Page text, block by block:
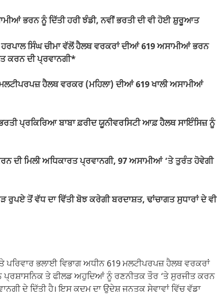
ਭਰਨ ਨੂੰ ਦਿੱਤੀ ਹਰੀ ਝੰਡੀ, ਨਵੀਂ ਭਰਤੀ ਦੀ ਵੀ ਹੋਈ ਸ਼ੁਰੂਆਤ
ਹਰਪਾਲ ਸਿੰਘ ਚੀਮਾ ਵੱਲੋਂ ਹੈਲਥ ਵਰਕਰਾਂ ਦੀਆਂ 619 ਅਸਾਮੀਆਂ ਭਰਨ
ਕਰਨ ਦੀ ਪ੍ਰਵਾਨਗੀ*
ਹੈਲਥ ਵਰਕਰ (ਮਹਿਲਾ) ਦੀਆਂ 619 ਖਾਲੀ ਅਸਾਮੀਆਂ
ਪ੍ਰਕਿਰਿਆ ਬਾਬਾ ਫ਼ਰੀਦ ਯੂਨੀਵਰਸਿਟੀ ਆਫ਼ ਹੈਲਥ ਸਾਇੰਸਿਜ਼ ਨੂੰ
ਦੀ ਮਿਲੀ ਅਧਿਕਾਰਤ ਪ੍ਰਵਾਨਗੀ, 97 ਅਸਾਮੀਆਂ ‘ਤੇ ਤੁਰੰਤ ਹੋਵੇਗੀ
ਤੋਂ ਵੱਧ ਦਾ ਵਿੱਤੀ ਬੋਝ ਕਰੇਗੀ ਬਰਦਾਸ਼ਤ, ਢਾਂਚਾਗਤ ਸੁਧਾਰਾਂ ਦੇ ਵੀ
ਭਲਾਈ ਵਿਭਾਗ ਅਧੀਨ 619 ਮਲਟੀਪਰਪਜ਼ ਹੈਲਥ ਵਰਕਰਾਂ
ਪ੍ਰਸ਼ਾਸਨਿਕ ਤੇ ਫੀਲਡ ਅਹੁਦਿਆਂ ਨੂੰ ਰਣਨੀਤਕ ਤੌਰ ‘ਤੇ ਸੁਰਜੀਤ ਕਰਨ
ਦੇ ਦਿੱਤੀ ਹੈ। ਇਸ ਕਦਮ ਦਾ ਉਦੇਸ਼ ਜਨਤਕ ਸੇਵਾਵਾਂ ਵਿੱਚ ਵੱਡਾ